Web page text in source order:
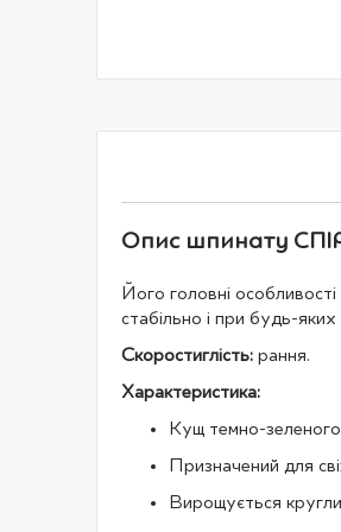
Опис шпинату
Його головні
стабільно і при будь-
Скоростиглість: рання.
Характеристика:
Кущ темно-
Призначений для
Вирощується